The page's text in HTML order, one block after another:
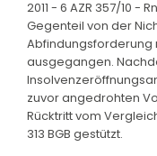
2011 - 6 AZR 357/10 -
Gegenteil von der
Abfindungsforderung
ausgegangen.
zuvor angedrohten
Rücktritt vom
313 BGB gestützt.